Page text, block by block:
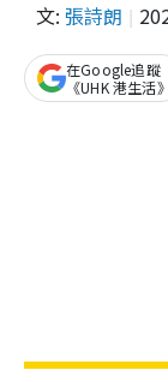
文: 張詩朗
在Google追蹤
《UHK 港生活》